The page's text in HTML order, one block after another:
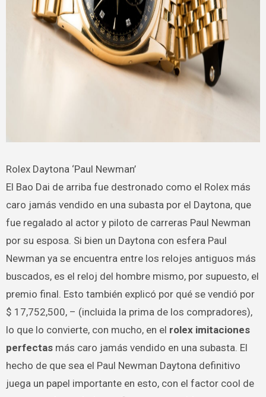
Rolex Daytona ‘Paul Newman’
El Bao Dai de arriba fue destronado como el Rolex más
caro jamás vendido en una subasta por el Daytona, que
fue regalado al actor y piloto de carreras Paul Newman
por su esposa. Si bien un Daytona con esfera Paul
Newman ya se encuentra entre los relojes antiguos más
buscados, es el reloj del hombre mismo, por supuesto, el
premio final. Esto también explicó por qué se vendió por
$ 17,752,500, – (incluida la prima de los compradores),
lo que lo convierte, con mucho, en el rolex imitaciones
perfectasmás caro jamás vendido en una subasta. El
hecho de que sea el Paul Newman Daytona definitivo
juega un papel importante en esto, con el factor cool de